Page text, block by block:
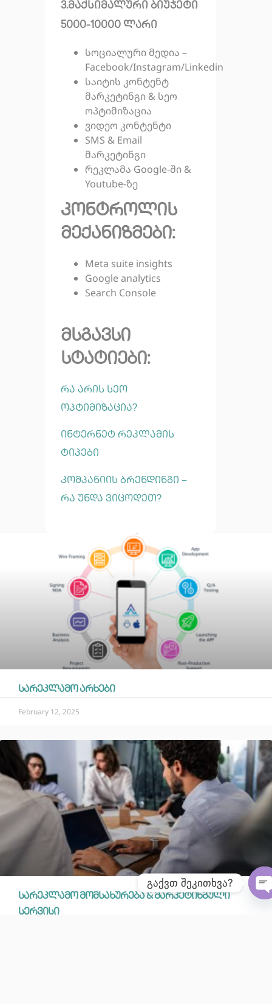
3.მაქსიმალური ბიუჯეტი
5000-10000 ლარი
სოციალური მედია –
Facebook/Instagram/Linkedin
საიტის კონტენტ
მარკეტინგი & სეო
ოპტიმიზაცია
ვიდეო კონტენტი
SMS & Email
მარკეტინგი
რეკლამა Google-ში &
Youtube-ზე
კონტროლის
მექანიზმები:
Meta suite insights
Google analytics
Search Console
მსგავსი
სტატიები:
რა არის სეო
ოპტიმიზაცია?
ინტერნეტ რეკლამის
ტიპები
კომპანიის ბრენდინგი –
რა უნდა ვიცოდეთ?
სარეკლამო არხები
February 12, 2025
სარეკლამო მომსახურება & მარკეტინგული
სერვისი
გაქვთ შეკითხვა?